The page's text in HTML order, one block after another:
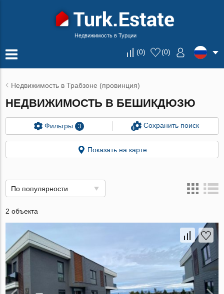
Недвижимость в Турции
(0) (0)
Недвижимость в Трабзоне (провинция)
НЕДВИЖИМОСТЬ В БЕШИКДЮЗЮ
Фильтры 3 Сохранить поиск
Показать на карте
По популярности
2 объекта